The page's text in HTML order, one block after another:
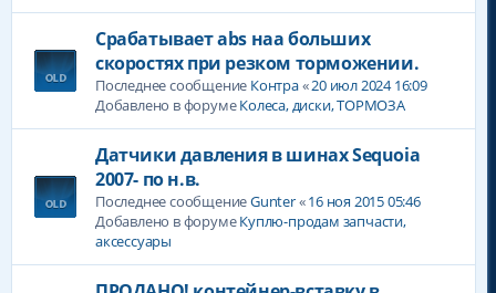
Срабатывает abs наа больших
скоростях при резком торможении.
Последнее сообщение Контра«20 июл 2024 16:09
Добавлено в форумеКолеса, диски, ТОРМОЗА
Датчики давления в шинах Sequoia
2007- по н.в.
Последнее сообщениеGunter«16 ноя 2015 05:46
Добавлено в форумеКуплю-продам запчасти,
аксессуары